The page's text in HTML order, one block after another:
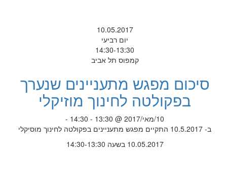
10.05.2017
יום רביעי
14:30-13:30
קמפוס תל אביב
סיכום מפגש מתעניינים שנערך
בפקולטה לחינוך מוזיקלי
10/מאי/2017 @ 13:30 - 14:30 -
ב- 10.5.2017 התקיים מפגש מתעניינים בפקולטה לחינוך מוסיקלי
10.05.2017 בשעה 14:30-13:30